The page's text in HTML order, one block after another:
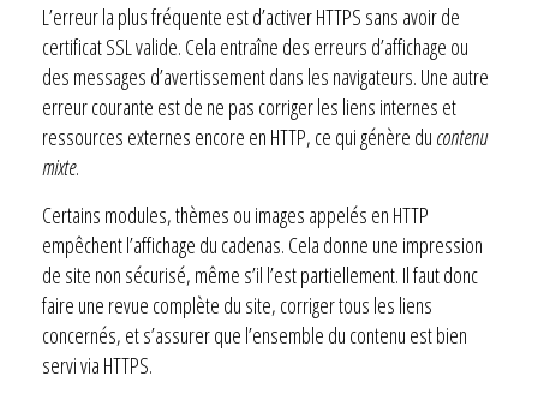
L’erreur la plus fréquente est d’activer HTTPS sans avoir de
certificat SSL valide. Cela entraîne des erreurs d’affichage ou
des messages d’avertissement dans les navigateurs. Une autre
erreur courante est de ne pas corriger les liens internes et
ressources externes encore en HTTP, ce qui génère du contenu
mixte.
Certains modules, thèmes ou images appelés en HTTP
empêchent l’affichage du cadenas. Cela donne une impression
de site non sécurisé, même s’il l’est partiellement. Il faut donc
faire une revue complète du site, corriger tous les liens
concernés, et s’assurer que l’ensemble du contenu est bien
servi via HTTPS.